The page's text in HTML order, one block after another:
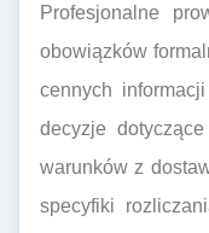
Profesjonalne
obowiązków
cennych
decyzje
warunków z
specyfiki